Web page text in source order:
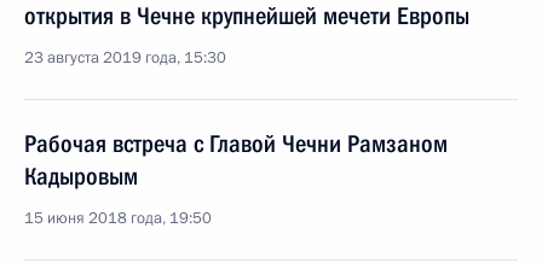
открытия в Чечне крупнейшей мечети Европы
23 августа 2019 года, 15:30
Рабочая встреча с Главой Чечни Рамзаном
Кадыровым
15 июня 2018 года, 19:50